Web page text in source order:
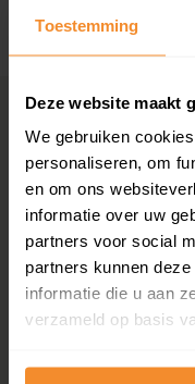
Toestemming
Deze website maakt
We gebruiken
personaliseren, om
en om ons
informatie over uw
partners voor social
partners kunnen
informatie die u aan
verzameld op basis
Maandag t/m
+ Lees de volledige
per provincie
Drenthe
Flevoland
Friesland
Gelderland
Groningen
Limburg
Noord-Brabant